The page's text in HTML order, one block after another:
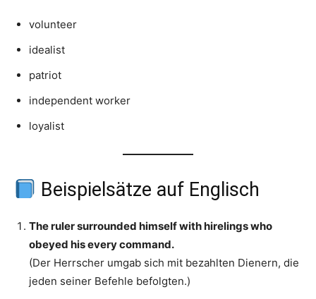
volunteer
idealist
patriot
independent worker
loyalist
Beispielsätze auf Englisch
The ruler surrounded himself with hirelings who
obeyed his every command.
(Der Herrscher umgab sich mit bezahlten Dienern, die
jeden seiner Befehle befolgten.)